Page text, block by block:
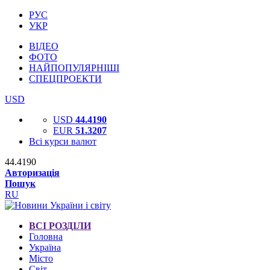
РУС
УКР
ВІДЕО
ФОТО
НАЙПОПУЛЯРНІШІ
СПЕЦПРОЕКТИ
USD
USD 44.4190
EUR 51.3207
Всі курси валют
44.4190
Авторизація
Пошук
RU
ВСІ РОЗДІЛИ
Головна
Україна
Місто